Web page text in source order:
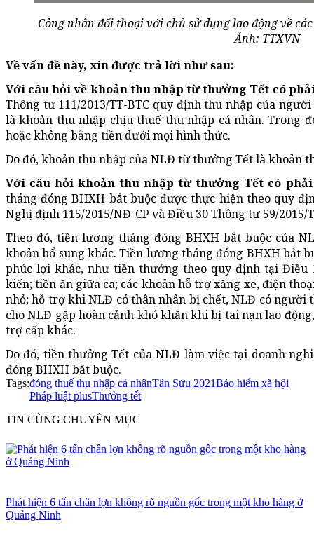
Công nhân đối thoại với chủ sử dụng lao động về
Ảnh: TTXVN
Về vấn đề này, xin được trả lời như sau:
Với câu hỏi về khoản thu nhập từ thưởng Tết có
Thông tư 111/2013/TT-BTC quy định thu nhập của
là khoản thu nhập chịu thuế thu nhập cá nhân. Trong
hoặc không bằng tiền dưới mọi hình thức.
Do đó, khoản thu nhập của NLĐ từ thưởng Tết là khoản
Với câu hỏi khoản thu nhập từ thưởng Tết có
tháng đóng BHXH bắt buộc được thực hiện theo quy
Nghị định 115/2015/NĐ-CP và Điều 30 Thông tư 59/2015/
Theo đó, tiền lương tháng đóng BHXH bắt buộc của
khoản bổ sung khác. Tiền lương tháng đóng BHXH bắt
phúc lợi khác, như tiền thưởng theo quy định tại Điều
kiến; tiền ăn giữa ca; các khoản hỗ trợ xăng xe, điện
nhỏ; hỗ trợ khi NLĐ có thân nhân bị chết, NLĐ có người
cho NLĐ gặp hoàn cảnh khó khăn khi bị tai nạn lao
trợ cấp khác.
Do đó, tiền thưởng Tết của NLĐ làm việc tại doanh
đóng BHXH bắt buộc.
Tags:đóng thuế thu nhập cá nhânTân Sửu 2021Bảo hiểm xã hội
Pháp luật plusThưởng tết
TIN CÙNG CHUYÊN MỤC
Phát hiện 6 tấn chân lợn không rõ nguồn gốc trong một kho hàng ở
Quảng Ninh